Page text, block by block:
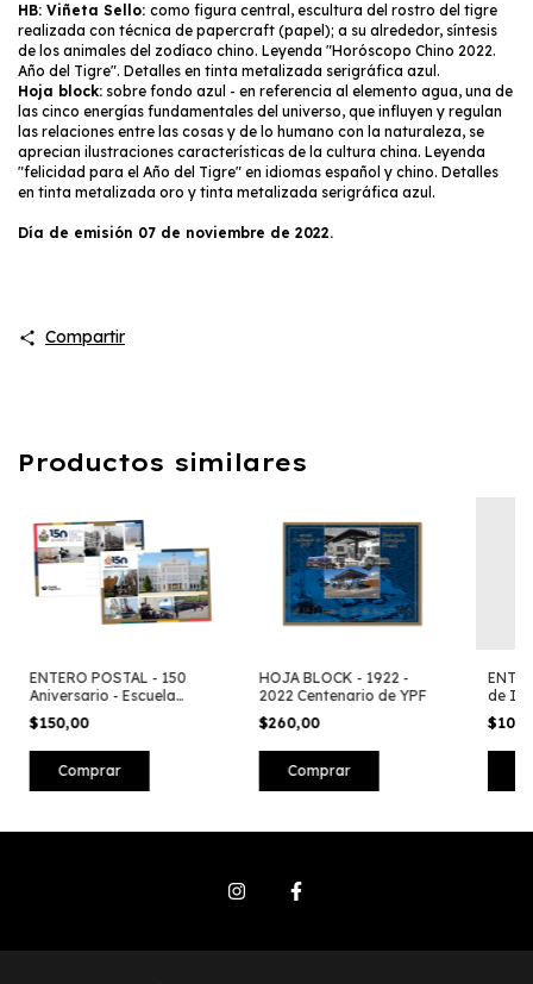
HB: Viñeta Sello: como figura central, escultura del rostro del tigre
realizada con técnica de papercraft (papel); a su alrededor, síntesis
de los animales del zodíaco chino. Leyenda "Horóscopo Chino 2022.
Año del Tigre". Detalles en tinta metalizada serigráfica azul.
Hoja block: sobre fondo azul - en referencia al elemento agua, una de
las cinco energías fundamentales del universo, que influyen y regulan
las relaciones entre las cosas y de lo humano con la naturaleza, se
aprecian ilustraciones características de la cultura china. Leyenda
"felicidad para el Año del Tigre" en idiomas español y chino. Detalles
en tinta metalizada oro y tinta metalizada serigráfica azul.
Día de emisión 07 de noviembre de 2022.
Compartir
Productos similares
ENTERO POSTAL - 150
Aniversario - Escuela
Naval Militar
$150,00
HOJA BLOCK - 1922 -
2022 Centenario de YPF
$260,00
de